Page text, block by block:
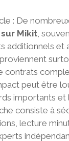
: De
Mikit,
additionnels et
contrats
peut être
importants et
consiste à
lecture